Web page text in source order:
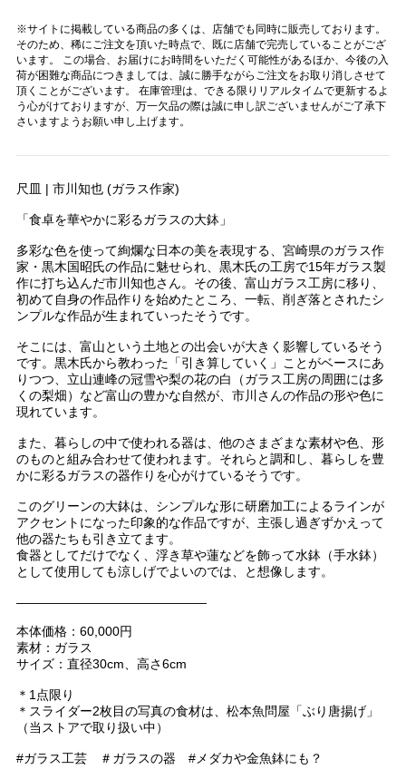
※サイトに掲載している商品の多くは、店舗でも同時に販売しております。
そのため、稀にご注文を頂いた時点で、既に店舗で完売していることがござ
います。 この場合、お届けにお時間をいただく可能性があるほか、今後の入
荷が困難な商品につきましては、誠に勝手ながらご注文をお取り消しさせて
頂くことがございます。 在庫管理は、できる限りリアルタイムで更新するよ
う心がけておりますが、万一欠品の際は誠に申し訳ございませんがご了承下
さいますようお願い申し上げます。
尺皿 | 市川知也 (ガラス作家)
「食卓を華やかに彩るガラスの大鉢」
多彩な色を使って絢爛な日本の美を表現する、宮崎県のガラス作
家・黒木国昭氏の作品に魅せられ、黒木氏の工房で15年ガラス製
作に打ち込んだ市川知也さん。その後、富山ガラス工房に移り、
初めて自身の作品作りを始めたところ、一転、削ぎ落とされたシ
ンプルな作品が生まれていったそうです。
そこには、富山という土地との出会いが大きく影響しているそう
です。黒木氏から教わった「引き算していく」ことがベースにあ
りつつ、立山連峰の冠雪や梨の花の白（ガラス工房の周囲には多
くの梨畑）など富山の豊かな自然が、市川さんの作品の形や色に
現れています。
また、暮らしの中で使われる器は、他のさまざまな素材や色、形
のものと組み合わせて使われます。それらと調和し、暮らしを豊
かに彩るガラスの器作りを心がけているそうです。
このグリーンの大鉢は、シンプルな形に研磨加工によるラインが
アクセントになった印象的な作品ですが、主張し過ぎずかえって
他の器たちも引き立てます。
食器としてだけでなく、浮き草や蓮などを飾って水鉢（手水鉢）
として使用しても涼しげでよいのでは、と想像します。
———————————————
本体価格：60,000円
素材：ガラス
サイズ：直径30cm、高さ6cm
＊1点限り
＊スライダー2枚目の写真の食材は、松本魚問屋「ぶり唐揚げ」
（当ストアで取り扱い中）
#ガラス工芸 ＃ガラスの器 #メダカや金魚鉢にも？